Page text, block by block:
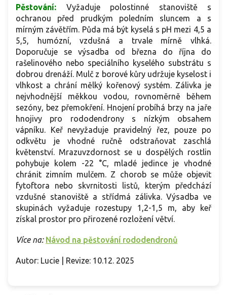
Pěstování: Vyžaduje polostinné stanoviště s
ochranou před prudkým poledním sluncem a s
mírným závětřím. Půda má být kyselá s pH mezi 4,5 a
5,5, humózní, vzdušná a trvale mírně vlhká.
Doporučuje se výsadba od března do října do
rašelinového nebo speciálního kyselého substrátu s
dobrou drenáží. Mulč z borové kůry udržuje kyselost i
vlhkost a chrání mělký kořenový systém. Zálivka je
nejvhodnější měkkou vodou, rovnoměrně během
sezóny, bez přemokření. Hnojení probíhá brzy na jaře
hnojivy pro rododendrony s nízkým obsahem
vápníku. Keř nevyžaduje pravidelný řez, pouze po
odkvětu je vhodné ručně odstraňovat zaschlá
květenství. Mrazuvzdornost se u dospělých rostlin
pohybuje kolem -22 °C, mladé jedince je vhodné
chránit zimním mulčem. Z chorob se může objevit
fytoftora nebo skvrnitosti listů, kterým předchází
vzdušné stanoviště a střídmá zálivka. Výsadba ve
skupinách vyžaduje rozestupy 1,2-1,5 m, aby keř
získal prostor pro přirozené rozložení větví.
Více na: Návod na pěstování rododendronů
Autor: Lucie | Revize: 10.12. 2025